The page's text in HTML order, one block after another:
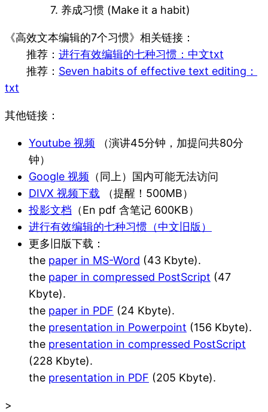
7. 养成习惯 (Make it a habit)
《高效文本编辑的7个习惯》相关链接：
推荐： 进行有效编辑的七种习惯：中文txt
推荐： Seven habits of effective text editing：
txt
其他链接：
Youtube 视频 （演讲45分钟，加提问共80分
钟）
Google 视频 （同上）国内可能无法访问
DIVX 视频下载 （提醒！500MB）
投影文档 （En pdf 含笔记 600KB）
进行有效编辑的七种习惯（中文旧版）
更多旧版下载：
the paper in MS-Word (43 Kbyte).
the paper in compressed PostScript (47
Kbyte).
the paper in PDF (24 Kbyte).
the presentation in Powerpoint (156 Kbyte).
the presentation in compressed PostScript
(228 Kbyte).
the presentation in PDF (205 Kbyte).
>